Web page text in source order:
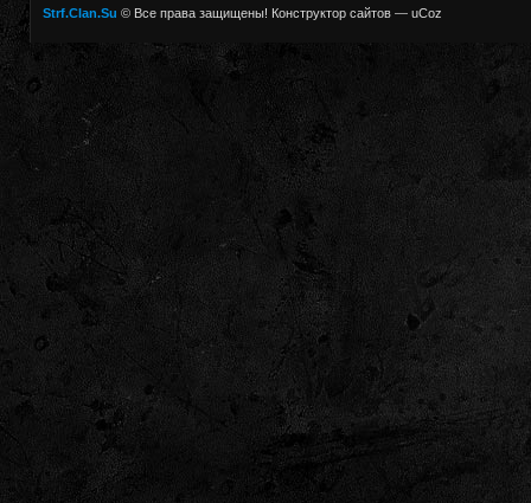
Strf.Clan.Su © Все права защищены! Конструктор сайтов— uCoz